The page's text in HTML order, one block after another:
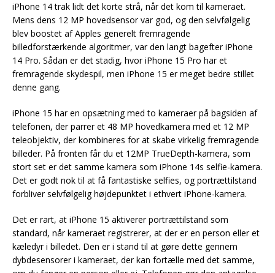
iPhone 14 trak lidt det korte strå, når det kom til kameraet.
Mens dens 12 MP hovedsensor var god, og den selvfølgelig
blev boostet af Apples generelt fremragende
billedforstærkende algoritmer, var den langt bagefter iPhone
14 Pro. Sådan er det stadig, hvor iPhone 15 Pro har et
fremragende skydespil, men iPhone 15 er meget bedre stillet
denne gang.
iPhone 15 har en opsætning med to kameraer på bagsiden af
telefonen, der parrer et 48 MP hovedkamera med et 12 MP
teleobjektiv, der kombineres for at skabe virkelig fremragende
billeder. På fronten får du et 12MP TrueDepth-kamera, som
stort set er det samme kamera som iPhone 14s selfie-kamera.
Det er godt nok til at få fantastiske selfies, og portrættilstand
forbliver selvfølgelig højdepunktet i ethvert iPhone-kamera.
Det er rart, at iPhone 15 aktiverer portrættilstand som
standard, når kameraet registrerer, at der er en person eller et
kæledyr i billedet. Den er i stand til at gøre dette gennem
dybdesensorer i kameraet, der kan fortælle med det samme,